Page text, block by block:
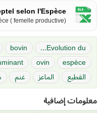
selon l'Espèce
( femelle productive)
Evolution du...
bovin
espèce
ovin
ruminant
القطيع
الماعز غنم
معلومات إضافية